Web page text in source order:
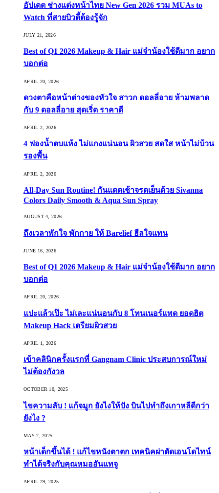
อัปเดต ช่างแต่งหน้าไทย New Gen 2026 รวม MUAs to
Watch ที่สายบิวตี้ต้องรู้จัก
JULY 21, 2026
Best of Q1 2026 Makeup & Hair แม่จ๋าน้องใช้ดีมาก อยาก
บอกต่อ
APRIL 20, 2026
ดวงตาคือหน้าต่างของหัวใจ สาวก ดอลลี่อาย ห้ามพลาด
กับ 9 ดอลลี่อาย สุดเริ่ด ราคาดี
APRIL 2, 2026
4 ฟองน้ำตบแห้ง ไม่แกงแน่นอน ผิวสวย สดใส หน้าไม่บ้วน
รองพื้น
APRIL 2, 2026
All-Day Sun Routine! กันแดดเช้าจรดเย็นด้วย Sivanna
Colors Daily Smooth & Aqua Sun Spray
AUGUST 4, 2026
ถึงเวลาพักใจ พักกาย ให้ Barelief ฮีลใจแทน
JUNE 16, 2026
Best of Q1 2026 Makeup & Hair แม่จ๋าน้องใช้ดีมาก อยาก
บอกต่อ
APRIL 20, 2026
แปะแล้วเป๊ะ ไม่เละแน่นอนกับ 8 โทนเนอร์แพด ยอดฮิต
Makeup Hack เตรียมผิวสวย
APRIL 1, 2026
เข้าคลินิกครั้งแรกที่ Gangnam Clinic ประสบการณ์ใหม่
ไม่ต้องกังวล
OCTOBER 10, 2025
ไขความลับ ! แก้จมูก ยังไงให้ปัง บินไปทำถึงเกาหลีดีกว่า
ยังไง ?
MAY 2, 2025
หน้าเด็กขึ้นได้ ! แก้ไขหนังตาตก เทคนิคผ่าตัดเอนโดไทน์
ทำได้จริงกับคุณหมออันแทจู
APRIL 29, 2025